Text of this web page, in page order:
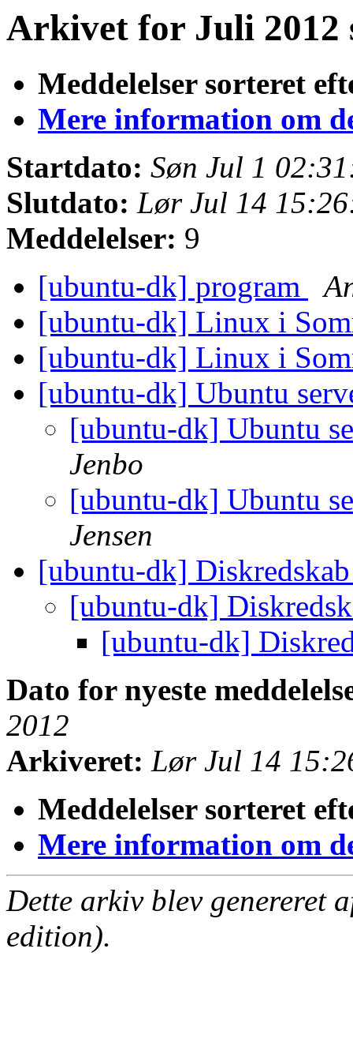
Arkivet for Juli 2012
Meddelelser sorteret
Mere information om
Startdato: Søn Jul 1
Slutdato: Lør Jul 14
Meddelelser: 9
[ubuntu-dk] program
[ubuntu-dk] Linux i
[ubuntu-dk] Linux i
[ubuntu-dk] Ubuntu
[ubuntu-dk] Ubuntu
Jenbo
[ubuntu-dk] Ubuntu
Jensen
[ubuntu-dk]
[ubuntu-dk]
[ubuntu-dk]
Dato for nyeste
2012
Arkiveret: Lør Jul 14
Meddelelser sorteret
Mere information om
Dette arkiv blev genereret
edition).